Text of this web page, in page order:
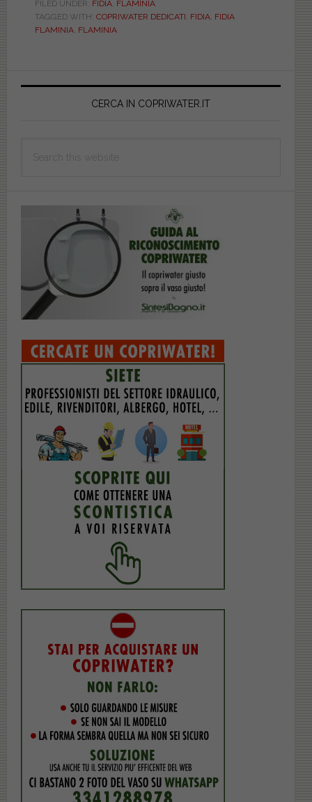
DEDICATO.
DILSER83BIEUFIDI
FILED UNDER: FIDIA, FLAMINIA
TAGGED WITH: COPRIWATER DEDICATI, FIDIA, FIDIA
FLAMINIA, FLAMINIA
Primary
CERCA IN COPRIWATER.IT